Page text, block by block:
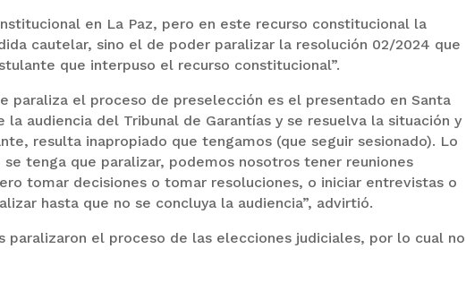
en La Paz, pero en este recurso constitucional la
cautelar, sino el de poder paralizar la resolución 02/2024 que
que interpuso el recurso constitucional”.
paraliza el proceso de preselección es el presentado en Santa
la audiencia del Tribunal de Garantías y se resuelva la situación y
resulta inapropiado que tengamos (que seguir sesionado). Lo
tenga que paralizar, podemos nosotros tener reuniones
tomar decisiones o tomar resoluciones, o iniciar entrevistas o
hasta que no se concluya la audiencia”, advirtió.
paralizaron el proceso de las elecciones judiciales, por lo cual no